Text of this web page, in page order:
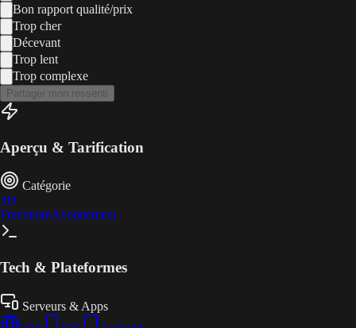
Bon rapport qualité/prix
Trop cher
Décevant
Trop lent
Trop complexe
Partager mon ressenti
Aperçu & Tarification
Catégorie
3D
FreemiumAbonnement
Tech & Plateformes
Serveurs & Apps